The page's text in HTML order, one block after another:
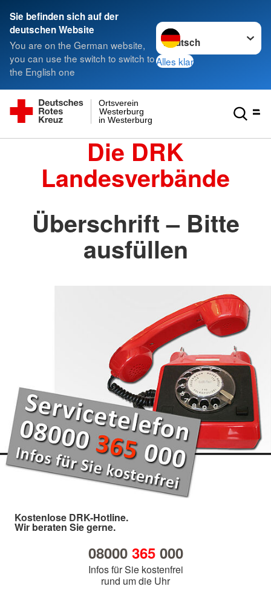
Sie befinden sich auf der
deutschen Website
You are on the German website,
you can use the switch to switch to
the English one
Sprache wechseln zu
Alles klar
in Westerburg
Westerburg
Ortsverein
Die DRK
Landesverbände
Überschrift – Bitte
ausfüllen
Kostenlose DRK-Hotline.
Wir beraten Sie gerne.
08000 365000
Infos für Sie kostenfrei
rund um die Uhr